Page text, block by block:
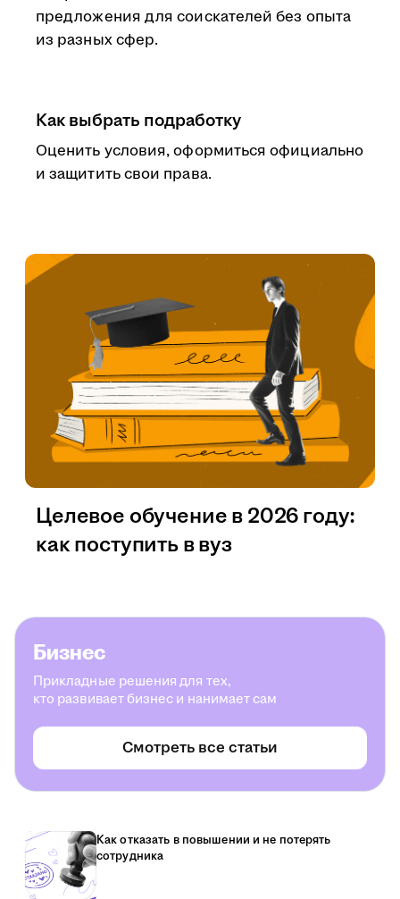
предложения для соискателей без опыта
из разных сфер.
Как выбрать подработку
Оценить условия, оформиться официально
и защитить свои права.
Целевое обучение в 2026 году:
как поступить в вуз
Бизнес
Прикладные решения для тех,
кто развивает бизнес и нанимает сам
Смотреть все статьи
Как отказать в повышении и не потерять
сотрудника